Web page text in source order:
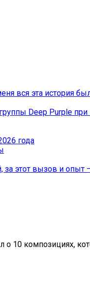
вся эта история
Deep Purple при
года
этот вызов и опыт
10 композициях,